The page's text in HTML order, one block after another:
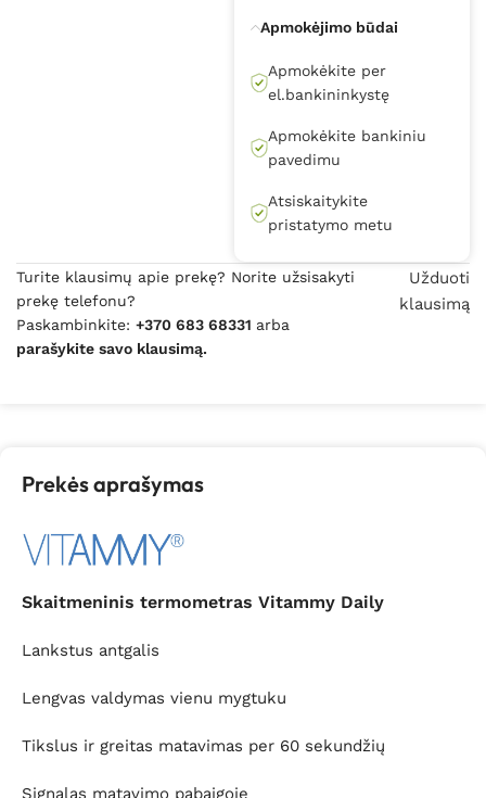
Apmokėjimo būdai
Apmokėkite per
el.bankininkystę
Apmokėkite bankiniu
pavedimu
Atsiskaitykite
pristatymo metu
Turite klausimų apie prekę? Norite užsisakyti
prekę telefonu?
Paskambinkite: +370 683 68331 arba
parašykite savo klausimą.
Užduoti
klausimą
Prekės aprašymas
Skaitmeninis termometras Vitammy Daily
Lankstus antgalis
Lengvas valdymas vienu mygtuku
Tikslus ir greitas matavimas per 60 sekundžių
Signalas matavimo pabaigoje